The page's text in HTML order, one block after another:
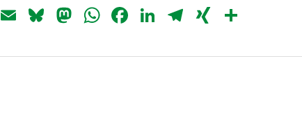
CopyEmailBluesky
Mastodon
WhatsApp
Facebook
LinkedIn
Telegram
XING